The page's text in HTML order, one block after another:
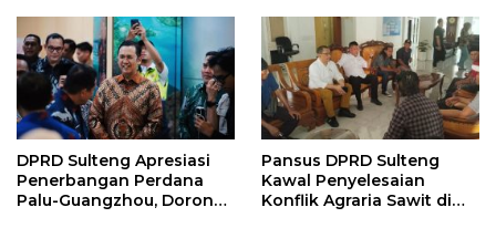
DPRD Sulteng Apresiasi
Penerbangan Perdana
Palu-Guangzhou, Dorong
Pansus DPRD Sulteng
Kawal Penyelesaian
Konflik Agraria Sawit di